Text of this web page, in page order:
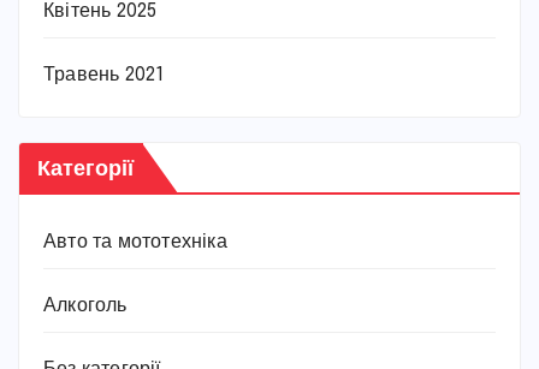
Квітень 2025
Травень 2021
Категорії
Авто та мототехніка
Алкоголь